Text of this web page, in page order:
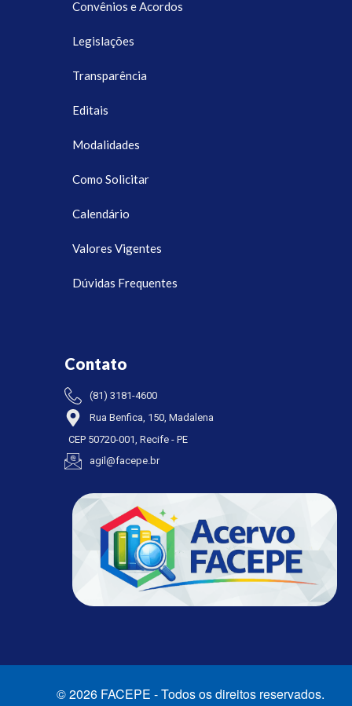
Convênios e Acordos
Legislações
Transparência
Editais
Modalidades
Como Solicitar
Calendário
Valores Vigentes
Dúvidas Frequentes
Contato
(81) 3181-4600
Rua Benfica, 150, Madalena
CEP 50720-001, Recife - PE
agil@facepe.br
© 2026 FACEPE - Todos os direitos reservados.